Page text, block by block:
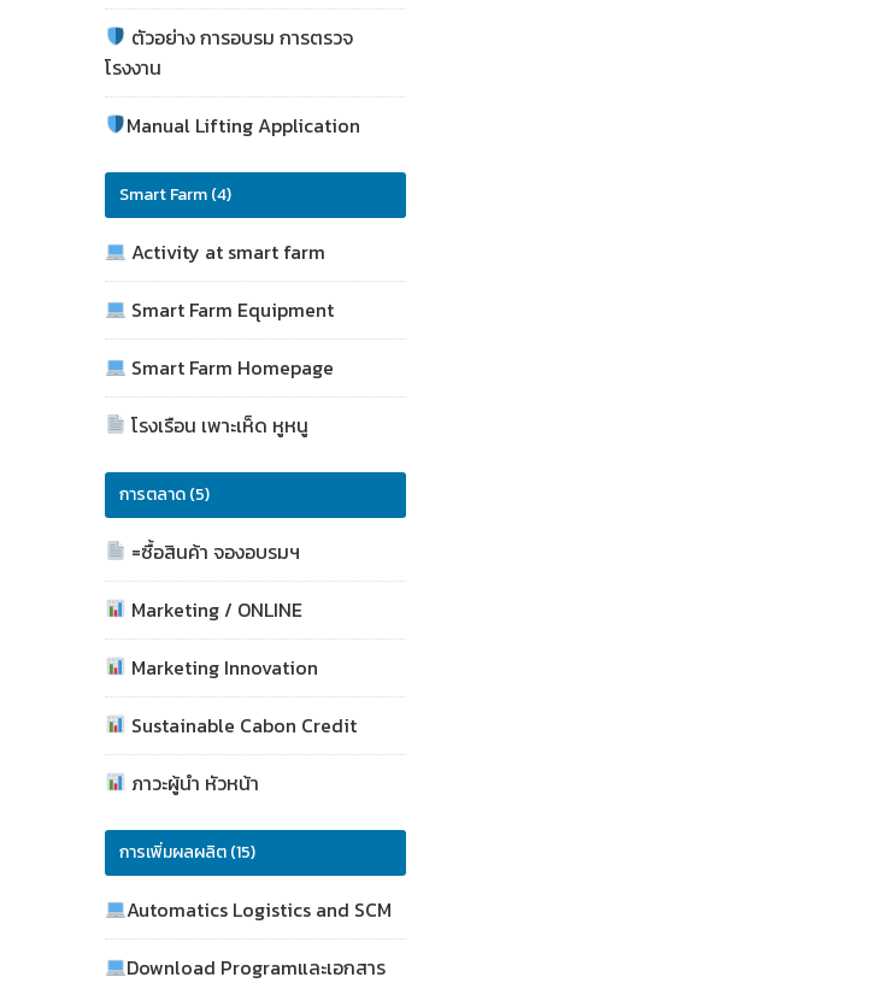
ตัวอย่าง การอบรม การตรวจ
โรงงาน
Manual Lifting Application
Smart Farm (4)
Activity at smart farm
Smart Farm Equipment
Smart Farm Homepage
โรงเรือน เพาะเห็ด หูหนู
การตลาด (5)
=ซื้อสินค้า จองอบรมฯ
Marketing / ONLINE
Marketing Innovation
Sustainable Cabon Credit
ภาวะผู้นำ หัวหน้า
การเพิ่มผลผลิต (15)
Automatics Logistics and SCM
Download Programและเอกสาร